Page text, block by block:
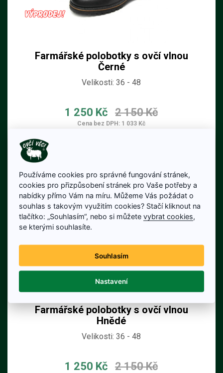
Farmářské polobotky s ovčí vlnou
Černé
Velikosti: 36 - 48
1 250 Kč 2 150 Kč
Cena bez DPH: 1 033 Kč
Farmářské polobotky s ovčí vlnou
Hnědé
Velikosti: 36 - 48
1 250 Kč 2 150 Kč
Používáme cookies pro správné fungování stránek,
cookies pro přizpůsobení stránek pro Vaše potřeby a
nabídky přímo Vám na míru. Můžeme Vás požádat o
souhlas s takovým využitím cookies? Stačí kliknout na
tlačítko: „Souhlasím“, nebo si můžetevybrat cookies,
se kterými souhlasíte.
Souhlasím
Nastavení